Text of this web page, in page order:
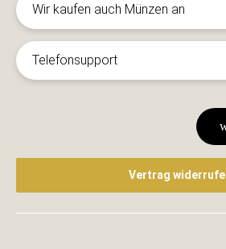
Wir kaufen auch Münzen an
Telefonsupport
Vertrag